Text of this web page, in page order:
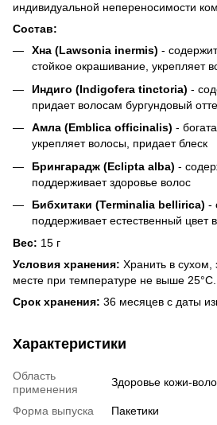
индивидуальной непереносимости
Состав:
Хна (Lawsonia inermis) -
стойкое окрашивание, укрепляет
Индиго (Indigofera tinctoria) -
придает волосам бургундовый​
Амла (Emblica officinalis) -
укрепляет волосы, придает блеск
Брингарадж (Eclipta alba) -
поддерживает здоровье волос
Бибхитаки (Terminalia bellirica) -
поддерживает естественный цвет
Вес: 15 г
Условия хранения: Хранить в
месте при температуре не выше 25°С.
Срок хранения: 36 месяцев с даты
Характеристики
Область
применения
Здоровье кожи-
Форма выпуска
Пакетики